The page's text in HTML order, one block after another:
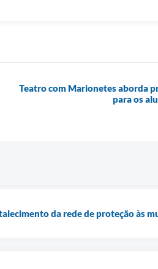
Teatro com Marionetes aborda
para os
da rede de proteção às